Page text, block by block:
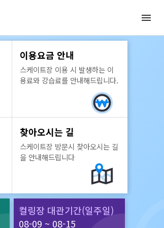
이용요금 안내
스케이트장 이용 시 발생하는 이
용료와 강습료를 안내해드립니다.
찾아오시는 길
스케이트장 방문시 찾아오시는 길
을 안내해드립니다
컬링장 대관기간(일주일)
08-09 ~ 08-15